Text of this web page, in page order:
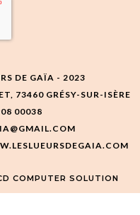
DE GAÏA - 2023
73460 GRÉSY-SUR-ISÈRE
00038
COMPUTER SOLUTION